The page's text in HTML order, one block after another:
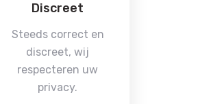
Discreet
Steeds correct en
discreet, wij
respecteren uw
privacy.